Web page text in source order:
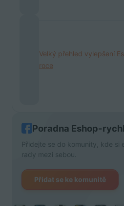
Velký přehled vylepšení
roce
Poradna Eshop-
Přidejte se do komunity, kde si
rady mezi sebou.
Přidat se ke komunitě